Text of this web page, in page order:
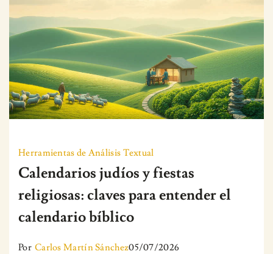
Herramientas de Análisis Textual
Calendarios judíos y fiestas
religiosas: claves para entender el
calendario bíblico
Por Carlos Martín Sánchez05/07/2026